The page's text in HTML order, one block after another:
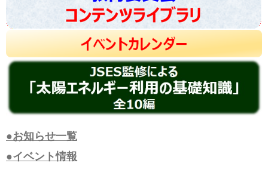
●お知らせ一覧
●イベント情報